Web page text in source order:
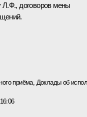
договоров мены
приёма, Доклады об